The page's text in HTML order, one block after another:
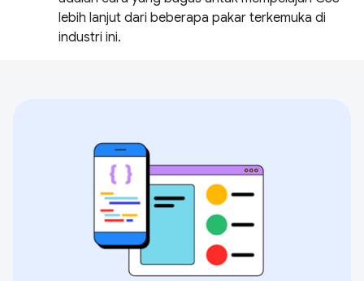
lebih lanjut dari beberapa pakar terkemuka di
industri ini.